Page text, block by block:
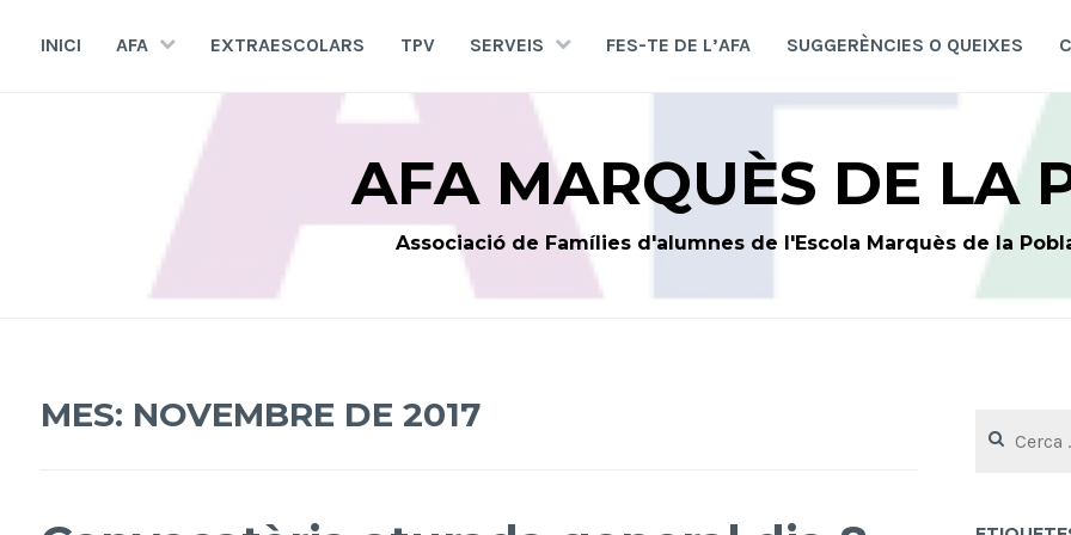
INICI AFA EXTRAESCOLARS TPV SERVEIS FES-TE DE L’AFA SUGGERÈNCIES O QUEIXES
AFA MARQUÈS DE LA
Associació de Famílies d'alumnes de l'Escola Marquès de la
MES: NOVEMBRE DE 2017